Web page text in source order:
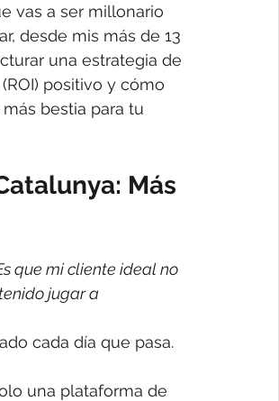
vas a ser millonario
desde mis más de 13
una estrategia de
positivo y cómo
bestia para tu
Más
que mi cliente ideal no
jugar a
cada día que pasa.
una plataforma de